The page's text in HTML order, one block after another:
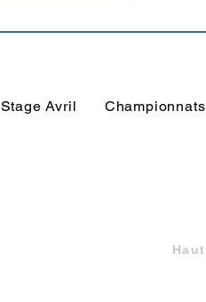
Stage Avril Championnats
Haut